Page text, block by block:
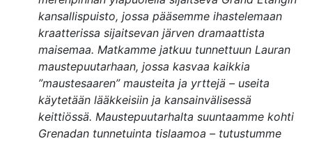
kansallispuisto, jossa pääsemme ihastelemaan
kraatterissa sijaitsevan järven dramaattista
maisemaa. Matkamme jatkuu tunnettuun Lauran
maustepuutarhaan, jossa kasvaa kaikkia
”maustesaaren” mausteita ja yrttejä – useita
käytetään lääkkeisiin ja kansainvälisessä
keittiössä. Maustepuutarhalta suuntaamme kohti
Grenadan tunnetuinta tislaamoa – tutustumme